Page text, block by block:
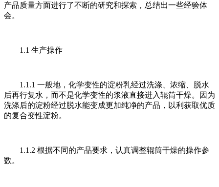
产品质量方面进行了不断的研究和探索，总结出一些经验体
会。
1.1 生产操作
1.1.1 一般地，化学变性的淀粉乳经过洗涤、浓缩、脱水
后再行复水，而不是化学变性的浆液直接进入辊筒干燥。因为
洗涤后的淀粉经过脱水能变成更加纯净的产品，以利获取优质
的复合变性淀粉。
1.1.2 根据不同的产品要求，认真调整辊筒干燥的操作参
数。